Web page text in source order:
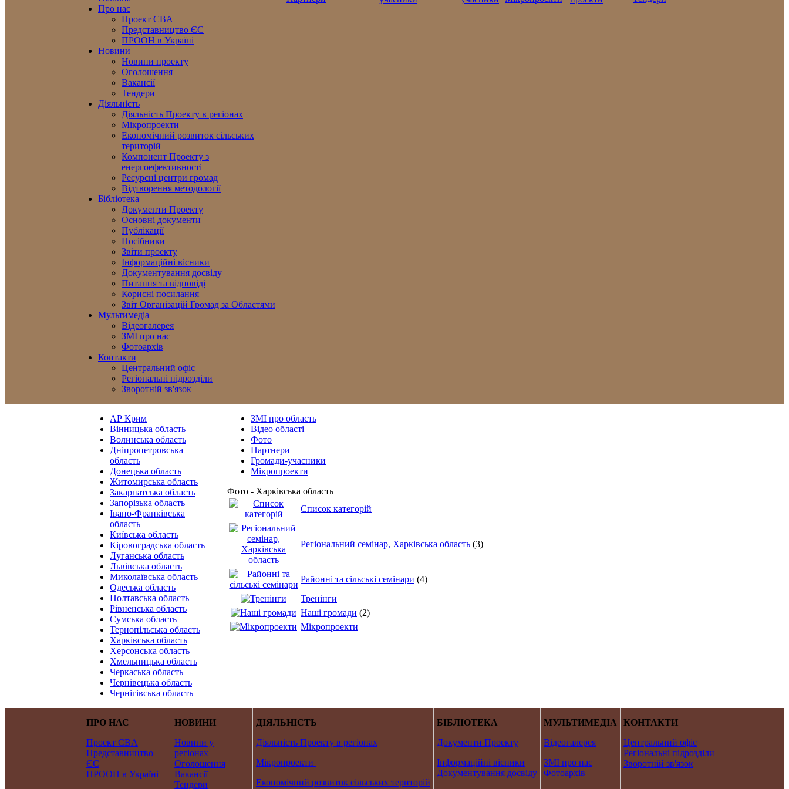
Про нас
Проект CBA
Представництво ЄС
ПРООН в Україні
Новини
Новини проекту
Оголошення
Вакансії
Тендери
Діяльність
Діяльність Проекту в регіонах
Мікропроекти
Економічний розвиток сільських
територій
Компонент Проекту з
енергоефективності
Ресурсні центри громад
Відтворення методології
Бібліотека
Документи Проекту
Основні документи
Публікації
Посібники
Звіти проекту
Інформаційні вісники
Документування досвіду
Питання та відповіді
Корисні посилання
Звіт Організацій Громад за Областями
Мультимедіа
Відеогалерея
ЗМІ про нас
Фотоархів
Контакти
Центральний офіс
Регіональні підрозділи
Зворотній зв'язок
АР Крим
Вінницька область
Волинська область
Дніпропетровська
область
Донецька область
Житомирська область
Закарпатська область
Запорізька область
Івано-Франківська
область
Київська область
Кіровоградська область
Луганська область
Львівська область
Миколаївська область
Одеська область
Полтавська область
Рівненська область
Сумська область
Тернопільська область
Харківська область
Херсонська область
Хмельницька область
Черкаська область
Чернівецька область
Чернігівська область
ЗМІ про область
Відео області
Фото
Партнери
Громади-учасники
Мікропроекти
Фото - Харківська область
Список категорій
Регіональний семінар, Харківська область (3)
Районні та сільські семінари (4)
Тренінги
Наші громади (2)
Мікропроекти
ПРО НАС
Проект CBA
Представництво
ЄС
ПРООН в Україні
НОВИНИ
Новини у
регіонах
Оголошення
Вакансії
Тендери
ДІЯЛЬНІСТЬ
Діяльність Проекту в регіонах
Мікропроекти
Економічний розвиток сільських територій
БІБЛІОТЕКА
Документи Проекту
Інформаційні вісники
Документування досвіду
МУЛЬТИМЕДІА
Відеогалерея
ЗМІ про нас
Фотоархів
КОНТАКТИ
Центральний офіс
Регіональні підрозділи
Зворотній зв'язок